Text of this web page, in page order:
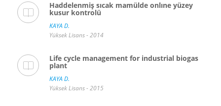
Haddelenmiş sıcak mamülde onlıne yüzey
kusur kontrolü
KAYA D.
Yüksek Lisans - 2014
Life cycle management for industrial biogas
plant
KAYA D.
Yüksek Lisans - 2015